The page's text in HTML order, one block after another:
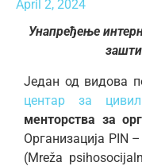
April 2, 2024
Унапређење
Један од видова
центар за
менторства за
Организација PIN
(Mreža